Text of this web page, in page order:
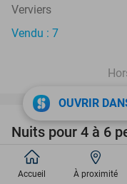
Verviers
Vendu : 7
Nuits pour 4 à 6
Lacs de l'Eau
Golden Lakes Village
OUVRIR
Accueil À proximité